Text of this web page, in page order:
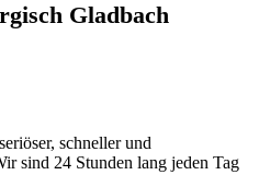
Gladbach
schneller und
sind 24 Stunden lang jeden Tag